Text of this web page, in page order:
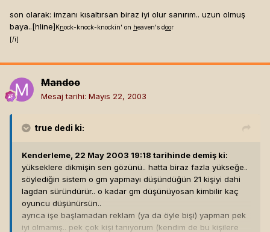
son olarak: imzanı kısaltırsan biraz iyi olur sanırım.. uzun olmuş
baya..[hline] Knock-knock-knockin' on heaven's door
[/i]
Mandoo
Mesaj tarihi: Mayıs 22, 2003
true dedi ki:
Kenderleme, 22 May 2003 19:18 tarihinde demiş ki:
yükseklere dikmişin sen gözünü.. hatta biraz fazla yükseğe..
söylediğin sistem o gm yapmayı düşündüğün 21 kişiyi dahi
lagdan süründürür.. o kadar gm düşünüyosan kimbilir kaç
oyuncu düşünürsün..
ayrıca işe başlamadan reklam (ya da öyle bişi) yapman pek
iyi olmamış.. pek çok kişi tanıyorum (kendim de bu kişilere